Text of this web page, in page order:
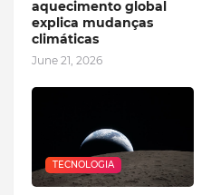
aquecimento global
explica mudanças
climáticas
June 21, 2026
TECNOLOGIA